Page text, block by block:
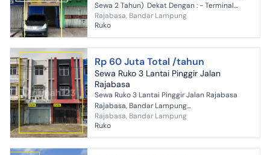
Sewa 2 Tahun) Dekat Dengan : - Terminal
Rajabasa - Bunderah Hajimena - Dinas PU
Lampung - Ciplaz R...
Rajabasa, Bandar Lampung
Ruko
Rp 60 Juta Total /tahun
Sewa Ruko 3 Lantai Pinggir Jalan
Rajabasa
Sewa Ruko 3 Lantai Pinggir Jalan Rajabasa
Rajabasa, Bandar Lampung
===================== SPESIFIKASI UNIT *
SHM * LT : 118 m2 ; (4 X 28) * LB : 18...
Rajabasa, Bandar Lampung
Ruko